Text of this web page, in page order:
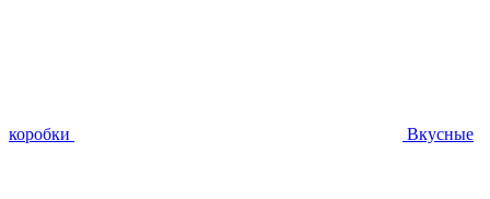
коробки Вкусные